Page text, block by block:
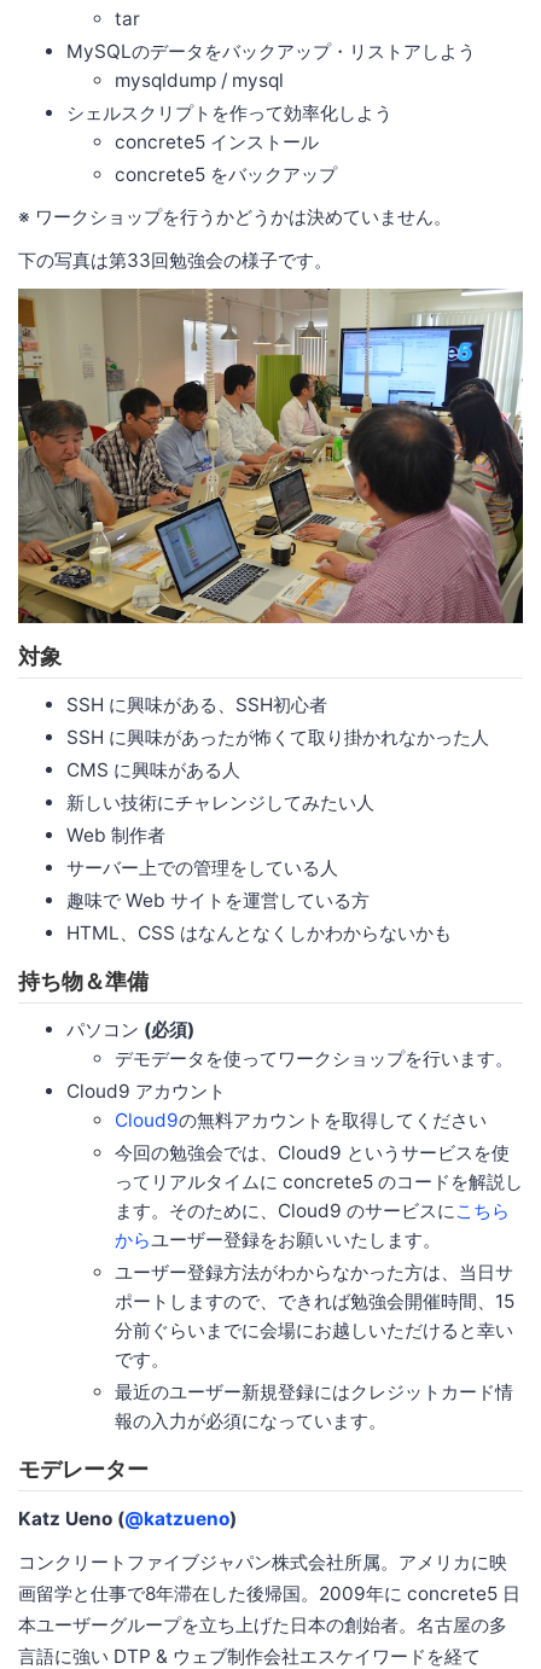
tar
MySQLのデータをバックアップ・リストアしよう
mysqldump / mysql
シェルスクリプトを作って効率化しよう
concrete5 インストール
concrete5 をバックアップ
※ ワークショップを行うかどうかは決めていません。
下の写真は第33回勉強会の様子です。
対象
SSH に興味がある、SSH初心者
SSH に興味があったが怖くて取り掛かれなかった人
CMS に興味がある人
新しい技術にチャレンジしてみたい人
Web 制作者
サーバー上での管理をしている人
趣味で Web サイトを運営している方
HTML、CSS はなんとなくしかわからないかも
持ち物＆準備
パソコン (必須)
デモデータを使ってワークショップを行います。
Cloud9 アカウント
Cloud9の無料アカウントを取得してください
今回の勉強会では、Cloud9 というサービスを使
ってリアルタイムに concrete5 のコードを解説し
ます。そのために、Cloud9 のサービスにこちら
からユーザー登録をお願いいたします。
ユーザー登録方法がわからなかった方は、当日サ
ポートしますので、できれば勉強会開催時間、15
分前ぐらいまでに会場にお越しいただけると幸い
です。
最近のユーザー新規登録にはクレジットカード情
報の入力が必須になっています。
モデレーター
Katz Ueno (@katzueno)
コンクリートファイブジャパン株式会社所属。アメリカに映
画留学と仕事で8年滞在した後帰国。2009年に concrete5 日
本ユーザーグループを立ち上げた日本の創始者。名古屋の多
言語に強い DTP & ウェブ制作会社エスケイワードを経て